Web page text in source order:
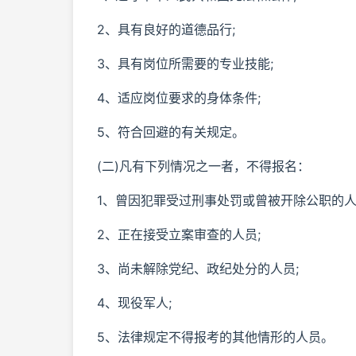
2、具有良好的道德品行;
3、具有岗位所需要的专业技能;
4、适应岗位要求的身体条件;
5、符合回避的有关规定。
(二)凡有下列情况之一者，不得报名：
1、曾因犯罪受过刑事处罚或曾被开除公职的
2、正在接受立案审查的人员;
3、尚未解除党纪、政纪处分的人员;
4、现役军人;
5、法律规定不得报考的其他情形的人员。